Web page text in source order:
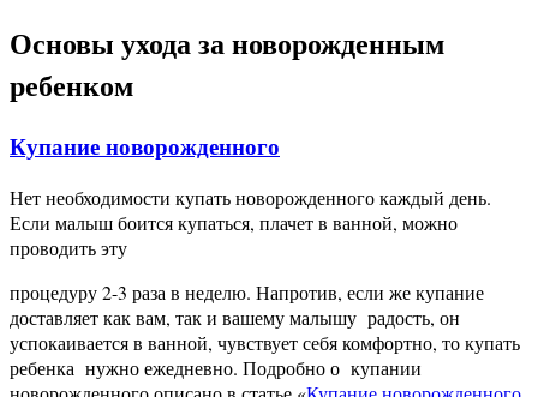
Основы ухода за новорожденным
ребенком
Купание новорожденного
Нет необходимости купать новорожденного каждый день.
Если малыш боится купаться, плачет в ванной, можно
проводить эту
процедуру 2-3 раза в неделю. Напротив, если же купание
доставляет как вам, так и вашему малышу радость, он
успокаивается в ванной, чувствует себя комфортно, то купать
ребенка нужно ежедневно. Подробно о купании